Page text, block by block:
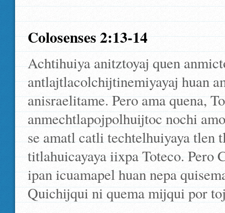
Colosenses 2:13-14
Achtihuiya anitztoyaj quen
antlajtlacolchijtinemiyayaj huan
anisraelitame. Pero ama quena,
anmechtlapojpolhuijtoc nochi
se amatl catli techtelhuiyaya
titlahuicayaya iixpa Toteco.
ipan icuamapel huan nepa
Quichijqui ni quema mijqui por